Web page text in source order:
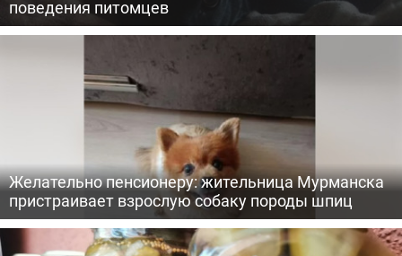
поведения питомцев
Желательно пенсионеру: жительница Мурманска
пристраивает взрослую собаку породы шпиц